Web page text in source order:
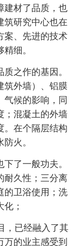
建材了品质，也
筑研究中心也在
案、先进的技术
细。
之作的基因。
筑外墙）、铝膜
气候的影响，同
；混凝土的外墙
。在个隔层结构
火。
了一般功夫。
耐久性；三分离
的卫浴使用；洗
；
，已经融入了其
的业主感受到